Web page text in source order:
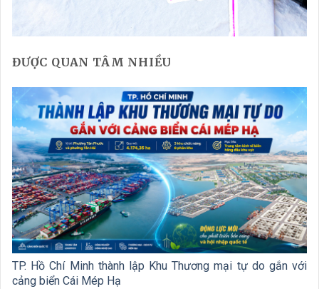
ĐƯỢC QUAN TÂM NHIỀU
TP. Hồ Chí Minh thành lập Khu Thương mại tự do gắn với
cảng biển Cái Mép Hạ